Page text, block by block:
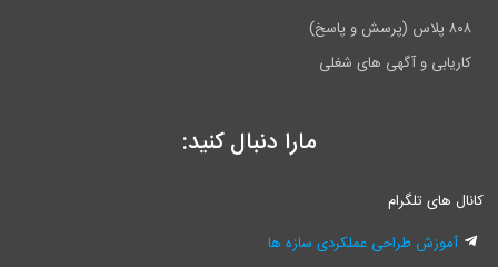
۸۰۸ پلاس (پرسش و پاسخ)
کاریابی و آگهی های شغلی
مارا دنبال کنید:
کانال های تلگرام
آموزش طراحی عملکردی سازه ها